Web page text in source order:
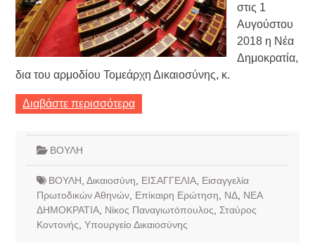
στις 1
Αυγούστου
2018 η Νέα
Δημοκρατία,
δια του αρμοδίου Τομεάρχη Δικαιοσύνης, κ.
Διαβάστε περισσότερα
ΒΟΥΛΗ
ΒΟΥΛΗ Δικαιοσύνη ΕΙΣΑΓΓΕΛΙΑ, Εισαγγελία
Πρωτοδικών Αθηνών, Επίκαιρη Ερώτηση ΝΔ, ΝΕΑ
ΔΗΜΟΚΡΑΤΙΑ, Νίκος Παναγιωτόπουλος
Σταύρος
Κοντονής Υπουργείο Δικαιοσύνης